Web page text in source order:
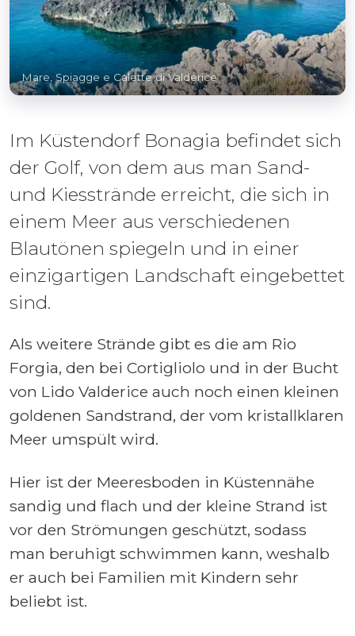
Mare, Spiagge e Calette di Valderice
Im Küstendorf Bonagia befindet sich
der Golf, von dem aus man Sand-
und Kiesstrände erreicht, die sich in
einem Meer aus verschiedenen
Blautönen spiegeln und in einer
einzigartigen Landschaft eingebettet
sind.
Als weitere Strände gibt es die am Rio
Forgia, den bei Cortigliolo und in der Bucht
von Lido Valderice auch noch einen kleinen
goldenen Sandstrand, der vom kristallklaren
Meer umspült wird.
Hier ist der Meeresboden in Küstennähe
sandig und flach und der kleine Strand ist
vor den Strömungen geschützt, sodass
man beruhigt schwimmen kann, weshalb
er auch bei Familien mit Kindern sehr
beliebt ist.